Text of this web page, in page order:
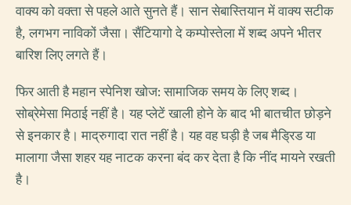
वाक्य को वक्ता से पहले आते सुनते हैं। सान सेबास्तियान में वाक्य सटीक
है, लगभग नाविकों जैसा। सैंटियागो दे कम्पोस्तेला में शब्द अपने भीतर
बारिश लिए लगते हैं।
फिर आती है महान स्पेनिश खोज: सामाजिक समय के लिए शब्द।
सोब्रेमेसा मिठाई नहीं है। यह प्लेटें खाली होने के बाद भी बातचीत छोड़ने
से इनकार है। माद्रुगादा रात नहीं है। यह वह घड़ी है जब मैड्रिड या
मालागा जैसा शहर यह नाटक करना बंद कर देता है कि नींद मायने रखती
है।